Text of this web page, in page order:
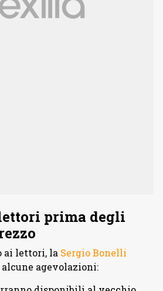
prima degli
ai lettori, la Sergio Bonelli
agevolazioni: